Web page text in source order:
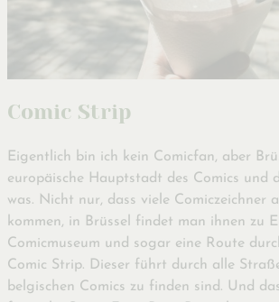
Comic Strip
Eigentlich bin ich kein Comicfan, aber
europäische Hauptstadt des Comics und
was. Nicht nur, dass viele Comiczeichner
kommen, in Brüssel findet man ihnen zu
Comicmuseum und sogar eine Route
Comic Strip. Dieser führt durch alle
belgischen Comics zu finden sind. Und